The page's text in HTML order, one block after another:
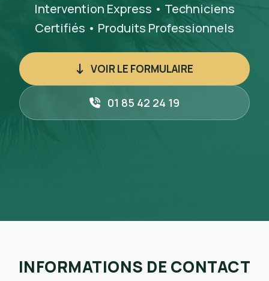
Intervention Express • Techniciens
Certifiés • Produits Professionnels
VOIR LE FORMULAIRE
01 85 42 24 19
INFORMATIONS DE CONTACT